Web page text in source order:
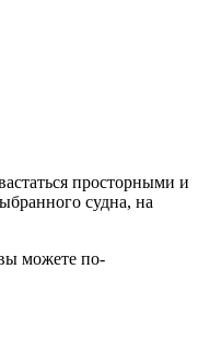
просторными и
судна, на
вы можете по-